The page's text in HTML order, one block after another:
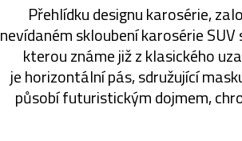
Přehlídku designu karosérie,
nevídaném skloubení karosérie
kterou známe již z klasického
je horizontální pás, sdružující
působí futuristickým dojmem,